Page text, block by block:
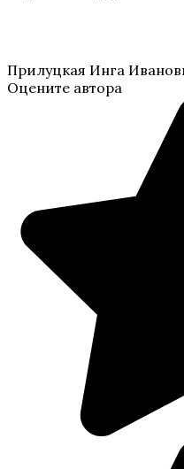
Прилуцкая Инга
Оцените автора